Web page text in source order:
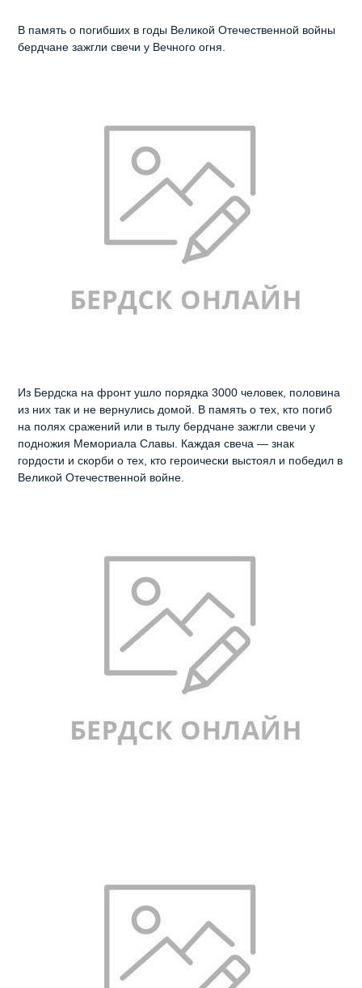
В память о погибших в годы Великой Отечественной войны
бердчане зажгли свечи у Вечного огня.
Из Бердска на фронт ушло порядка 3000 человек, половина
из них так и не вернулись домой. В память о тех, кто погиб
на полях сражений или в тылу бердчане зажгли свечи у
подножия Мемориала Славы. Каждая свеча — знак
гордости и скорби о тех, кто героически выстоял и победил в
Великой Отечественной войне.